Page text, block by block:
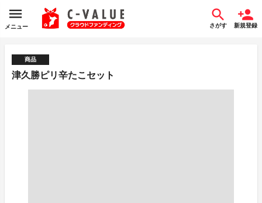
メニュー さがす 新規登録
商品
津久勝ピリ辛たこセット